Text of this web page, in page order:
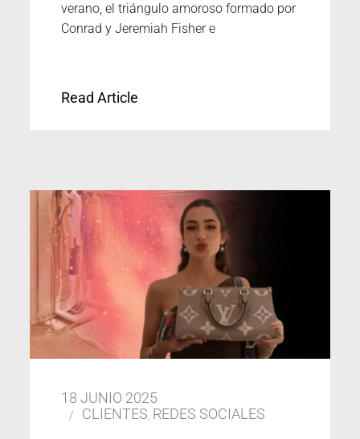
verano, el triángulo amoroso formado por
Conrad y Jeremiah Fisher e
Read Article
18 JUNIO 2025
CLIENTES, REDES SOCIALES